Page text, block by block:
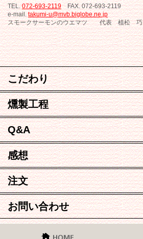
TEL.072-693-2119FAX. 072-693-2119
e-mail.takumi-u@mvb.biglobe.ne.jp
スモークサーモンのウエマツ 代表 植松 巧
こだわり
燻製工程
Q&A
感想
注文
お問い合わせ